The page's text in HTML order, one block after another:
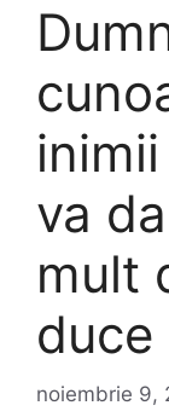
va
mult
duce
noiembrie 9,